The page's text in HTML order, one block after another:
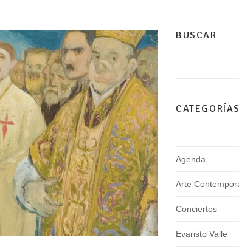
BUSCAR
CATEGORÍAS
–
Agenda
Arte
Conciertos
Evaristo Valle